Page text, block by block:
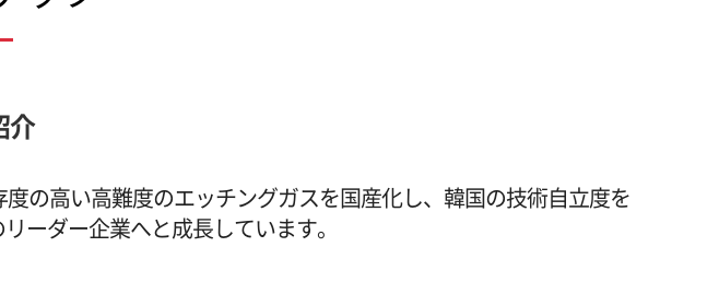
介
の高い高難度のエッチングガスを国産化し、韓国の技術自立度を
ーダー企業へと成長しています。